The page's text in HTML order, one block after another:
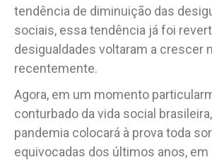
tendência de diminuição das
sociais, essa tendência já foi
desigualdades voltaram a crescer
recentemente.
Agora, em um momento
conturbado da vida social
pandemia colocará à prova toda
equivocadas dos últimos anos,